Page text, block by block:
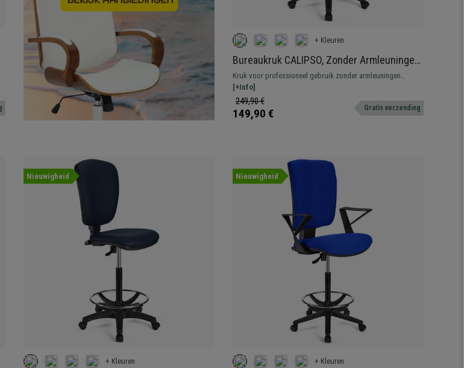
+ Kleuren
Bureaukruk CALIPSO, Zonder Armleuningen,
Verstelbare Rugleuning, Dikke Vulling, in
Blauwe Stof
Kruk voor professioneel gebruik zonder armleuningen
bekleed met stof. Verstelbaar, met voetsteun, resistent en
comfortabel.
[+Info]
249,90 €
149,90 € Gratis verzending
Nieuwigheid
+ Kleuren
Nieuwigheid
+ Kleuren